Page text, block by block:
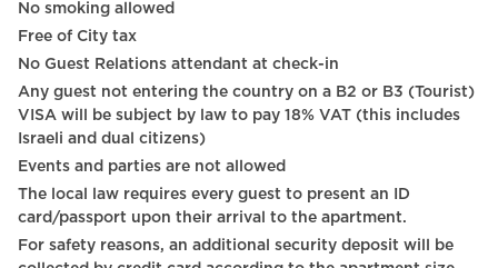
Baby cot on request
Toilet
International TV channels
Wardrobe / Closet
Mirror
No smoking allowed
Free of City tax
No Guest Relations attendant at check-in
Any guest not entering the country on a B2 or B3 (Tourist)
VISA will be subject by law to pay 18% VAT (this includes
Israeli and dual citizens)
Events and parties are not allowed
The local law requires every guest to present an ID
card/passport upon their arrival to the apartment.
For safety reasons, an additional security deposit will be